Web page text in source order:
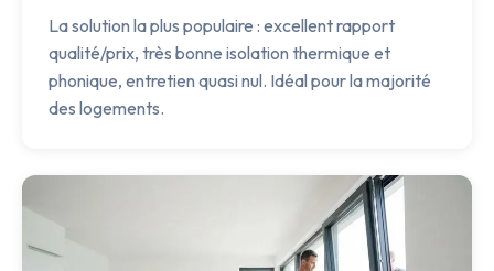
La solution la plus populaire : excellent rapport
qualité/prix, très bonne isolation thermique et
phonique, entretien quasi nul. Idéal pour la majorité
des logements.